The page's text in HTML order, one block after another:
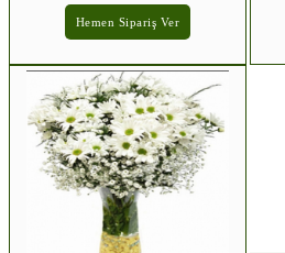
Hemen Sipariş Ver